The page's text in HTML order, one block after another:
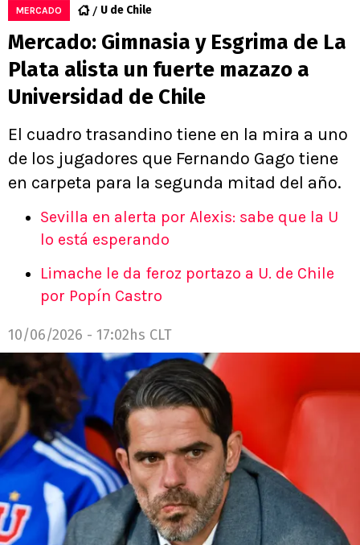
MERCADO U de Chile
Mercado: Gimnasia y Esgrima de La
Plata alista un fuerte mazazo a
Universidad de Chile
El cuadro trasandino tiene en la mira a uno
de los jugadores que Fernando Gago tiene
en carpeta para la segunda mitad del año.
Sevilla en alerta por Alexis: sabe que la U
lo está esperando
Limache le da feroz portazo a U. de Chile
por Popín Castro
10/06/2026 - 17:02hs CLT